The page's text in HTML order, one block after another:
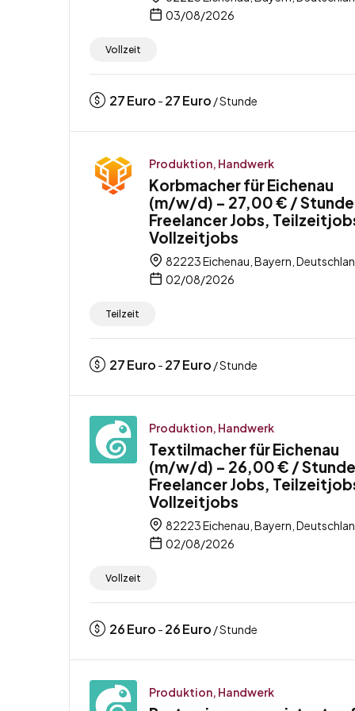
03/08/2026
Vollzeit
27Euro - 27Euro / Stunde
Produktion, Handwerk
Korbmacher für Eichenau
(m/w/d) – 27,00 € / Stunde
Freelancer Jobs,
Vollzeitjobs
82223 Eichenau, Bayern,
02/08/2026
Teilzeit
27Euro - 27Euro / Stunde
Produktion, Handwerk
Textilmacher für Eichenau
(m/w/d) – 26,00 € /
Freelancer Jobs,
Vollzeitjobs
82223 Eichenau, Bayern,
02/08/2026
Vollzeit
26Euro - 26Euro / Stunde
Produktion, Handwerk